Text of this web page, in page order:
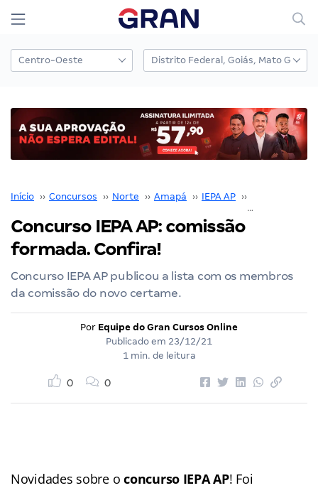
Início ›› Concursos ›› Norte ›› Amapá ›› IEPA AP ››
Concurso IEPA AP: comissão
formada. Confira!
Concurso IEPA AP publicou a lista com os membros
da comissão do novo certame.
Por Equipe do Gran Cursos Online
Publicado em 23/12/21
1 min. de leitura
0 0
Novidades sobre oconcurso IEPA AP! Foi